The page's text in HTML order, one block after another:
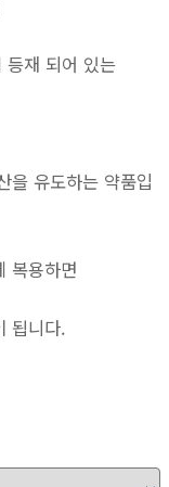
등재 되어 있는
을 유도하는 약품입
복용하면
됩니다.